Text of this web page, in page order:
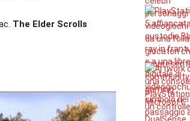
The Elder Scrolls